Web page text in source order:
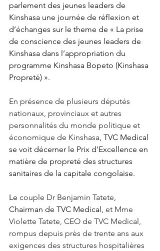
parlement des jeunes leaders de
Kinshasa une journée de réflexion et
d’échanges sur le theme de « La prise
de conscience des jeunes leaders de
Kinshasa dans l’appropriation du
programme Kinshasa Bopeto (Kinshasa
Propreté) ».
En présence de plusieurs députés
nationaux, provinciaux et autres
personnalités du monde politique et
économique de Kinshasa, TVC Medical
se voit décerner le Prix d’Excellence en
matière de propreté des structures
sanitaires de la capitale congolaise.
Le couple Dr Benjamin Tatete,
Chairman de TVC Medical, et Mme
Violette Tatete, CEO de TVC Medical,
rompus depuis près de trente ans aux
exigences des structures hospitalières